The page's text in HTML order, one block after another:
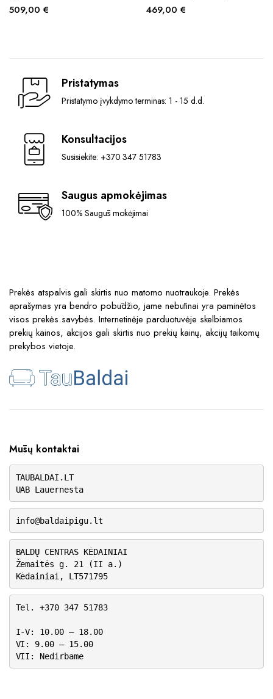
509,00 € 469,00 €
Pristatymas
Pristatymo įvykdymo terminas: 1 - 15 d.d.
Konsultacijos
Susisiekite: +370 347 51783
Saugus apmokėjimas
100% Saugūs mokėjimai
Prekės atspalvis gali skirtis nuo matomo nuotraukoje. Prekės
aprašymas yra bendro pobūdžio, jame nebūtinai yra paminėtos
visos prekės savybės. Internetinėje parduotuvėje skelbiamos
prekių kainos, akcijos gali skirtis nuo prekių kainų, akcijų taikomų
prekybos vietoje.
Mūsų kontaktai
TAUBALDAI.LT
UAB Lauernesta
info@baldaipigu.lt
BALDŲ CENTRAS KĖDAINIAI
Žemaitės g. 21 (II a.)
Kėdainiai, LT571795
Tel. +370 347 51783
I-V: 10.00 – 18.00
VI: 9.00 – 15.00
VII: Nedirbame